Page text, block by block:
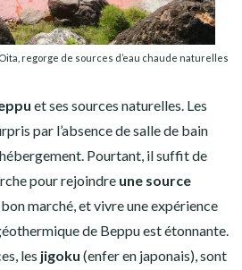
regorge de sources d’eau chaude naturelles
et ses sources naturelles. Les
par l’absence de salle de bain
Pourtant, il suffit de
pour rejoindre une source
bon marché, et vivre une expérience
de Beppu est étonnante.
les jigoku (enfer en japonais), sont